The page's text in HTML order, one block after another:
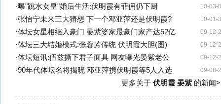
10-03-
·曝"跳水女皇"婚后生活:伏明霞有菲佣仍下厨
10-01-
·张怡宁未来三大猜想 下一个邓亚萍还是伏明霞?
09-12-
·体坛女星相继入豪门 晏紫婆家最豪门家产达52亿
09-12-
·体坛三大结婚模式:张蓉芳传统 伏明霞大胆(图)
09-12-
·体坛短讯:伍兹撕下君子面具 网友曝光晏紫老公
09-08-
·90年代体坛名将揭晓 邓亚萍携伏明霞等5人入选
更多关于 伏明霞 晏紫的新闻